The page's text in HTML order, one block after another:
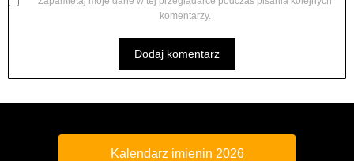
komentarzy.
Kalendarz imienin 2026